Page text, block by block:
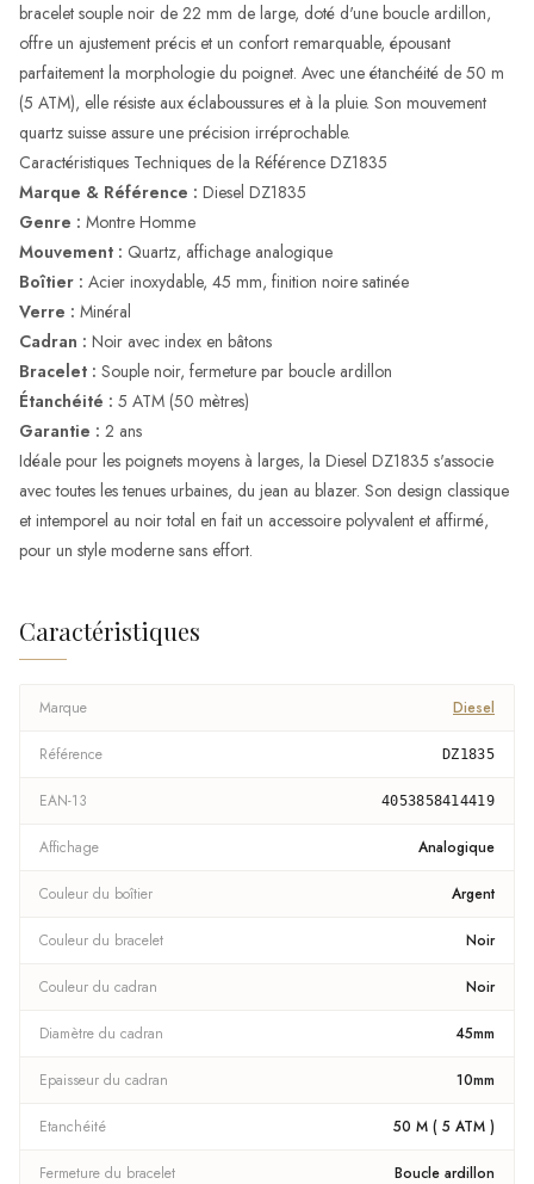
bracelet souple noir de 22 mm de large, doté d'une boucle ardillon,
offre un ajustement précis et un confort remarquable, épousant
parfaitement la morphologie du poignet. Avec une étanchéité de 50 m
(5 ATM), elle résiste aux éclaboussures et à la pluie. Son mouvement
quartz suisse assure une précision irréprochable.
Caractéristiques Techniques de la Référence DZ1835
Marque & Référence : Diesel DZ1835
Genre : Montre Homme
Mouvement : Quartz, affichage analogique
Boîtier : Acier inoxydable, 45 mm, finition noire satinée
Verre : Minéral
Cadran : Noir avec index en bâtons
Bracelet : Souple noir, fermeture par boucle ardillon
Étanchéité : 5 ATM (50 mètres)
Garantie : 2 ans
Idéale pour les poignets moyens à larges, la Diesel DZ1835 s'associe
avec toutes les tenues urbaines, du jean au blazer. Son design classique
et intemporel au noir total en fait un accessoire polyvalent et affirmé,
pour un style moderne sans effort.
Caractéristiques
Marque Diesel
Référence DZ1835
EAN-13 4053858414419
Affichage Analogique
Couleur du boîtier Argent
Couleur du bracelet Noir
Couleur du cadran Noir
Diamètre du cadran 45mm
Epaisseur du cadran 10mm
Etanchéité 50 M ( 5 ATM )
Fermeture du bracelet Boucle ardillon